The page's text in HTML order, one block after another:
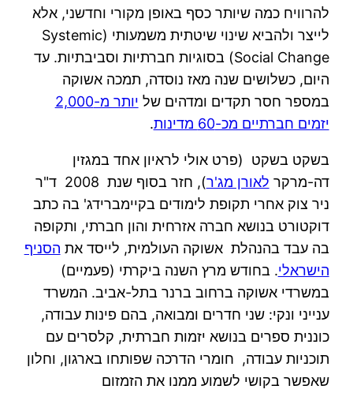
להרוויח כמה שיותר כסף באופן מקורי וחדשני, אלא
לייצר ולהביא שינוי שיטתית משמעותי (Systemic
Social Change) בסוגיות חברתיות וסביבתיות. עד
היום, כשלושים שנה מאז נוסדה, תמכה אשוקה
במספר חסר תקדים ומדהים של
יותר מ-2,000
יזמים חברתיים מכ-60 מדינות
.
בשקט בשקט (פרט אולי לראיון אחד במגזין
דה-מרקר לאורן מג'ר
), חזר בסוף שנת 2008 ד"ר
ניר צוק אחרי תקופת לימודים בקיימברידג' בה כתב
דוקטורט בנושא חברה אזרחית והון חברתי, ותקופה
בה עבד בהנהלת אשוקה העולמית, לייסד את הסניף
הישראלי. בחודש מרץ השנה ביקרתי (פעמיים)
במשרדי אשוקה ברחוב ברנר בתל-אביב. המשרד
ענייני ונקי: שני חדרים ומבואה, בהם פינות עבודה,
כוננית ספרים בנושא יזמות חברתית, קלסרים עם
תוכניות עבודה, חומרי הדרכה שפותחו בארגון, וחלון
שאפשר בקושי לשמוע ממנו את הזמזום